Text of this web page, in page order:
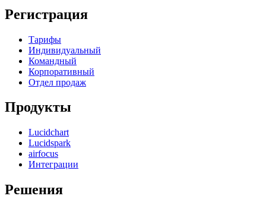
Регистрация
Тарифы
Индивидуальный
Командный
Корпоративный
Отдел продаж
Продукты
Lucidchart
Lucidspark
airfocus
Интеграции
Решения